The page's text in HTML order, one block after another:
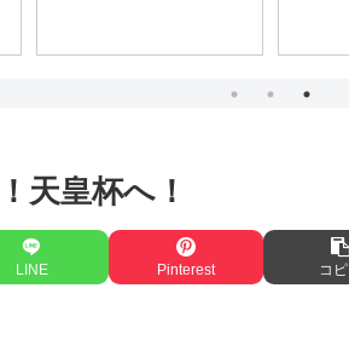
天皇杯へ！
LINE Pinterest コ